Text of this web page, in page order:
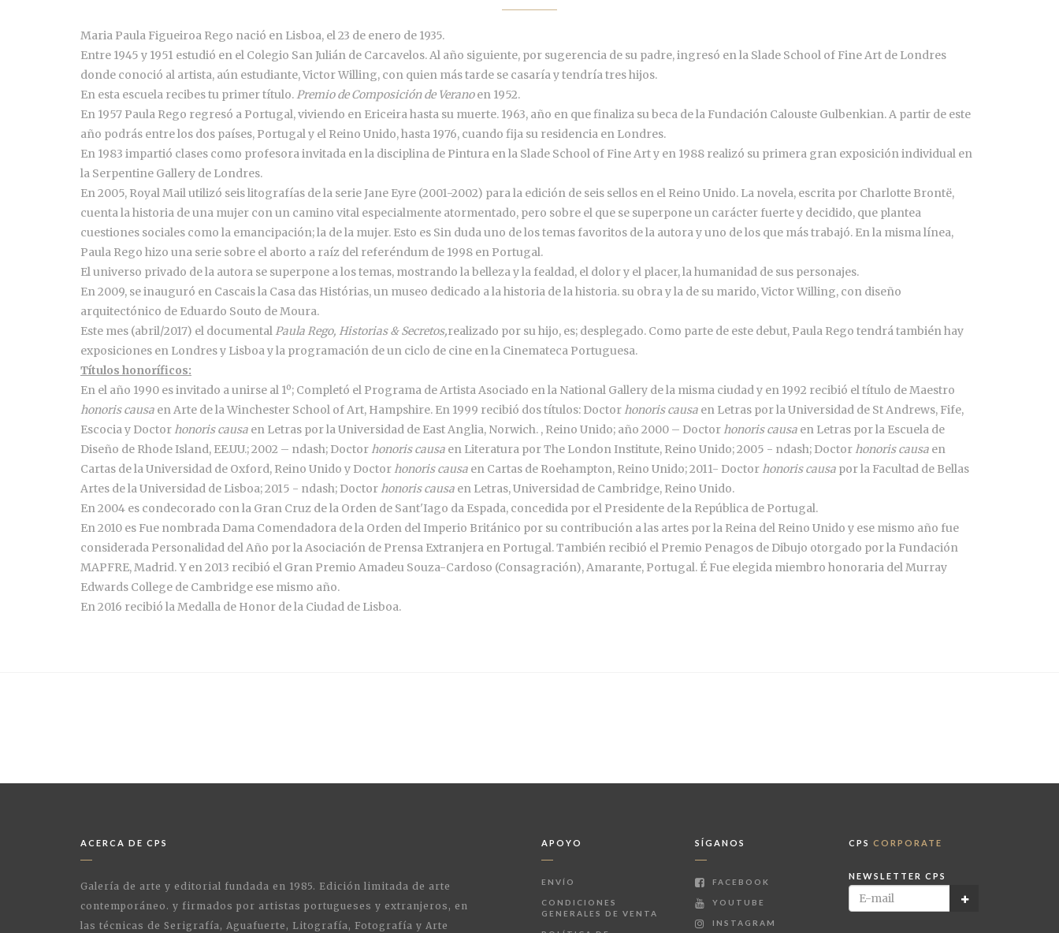
Maria Paula Figueiroa Rego nació en Lisboa, el 23 de enero de 1935.
Entre 1945 y 1951 estudió en el Colegio San Julián de Carcavelos. Al año siguiente, por sugerencia de su padre, ingresó en la Slade School of Fine Art de Londres
donde conoció al artista, aún estudiante, Victor Willing, con quien más tarde se casaría y tendría tres hijos.
En esta escuela recibes tu primer título.Premio de Composición de Veranoen 1952.
En 1957 Paula Rego regresó a Portugal, viviendo en Ericeira hasta su muerte. 1963, año en que finaliza su beca de la Fundación Calouste Gulbenkian. A partir de este
año podrás entre los dos países, Portugal y el Reino Unido, hasta 1976, cuando fija su residencia en Londres.
En 1983 impartió clases como profesora invitada en la disciplina de Pintura en la Slade School of Fine Art y en 1988 realizó su primera gran exposición individual en
la Serpentine Gallery de Londres.
En 2005, Royal Mail utilizó seis litografías de la serie Jane Eyre (2001-2002) para la edición de seis sellos en el Reino Unido. La novela, escrita por Charlotte Brontë,
cuenta la historia de una mujer con un camino vital especialmente atormentado, pero sobre el que se superpone un carácter fuerte y decidido, que plantea
cuestiones sociales como la emancipación; la de la mujer. Esto es Sin duda uno de los temas favoritos de la autora y uno de los que más trabajó. En la misma línea,
Paula Rego hizo una serie sobre el aborto a raíz del referéndum de 1998 en Portugal.
El universo privado de la autora se superpone a los temas, mostrando la belleza y la fealdad, el dolor y el placer, la humanidad de sus personajes.
En 2009, se inauguró en Cascais la Casa das Histórias, un museo dedicado a la historia de la historia. su obra y la de su marido, Victor Willing, con diseño
arquitectónico de Eduardo Souto de Moura.
Este mes (abril/2017) el documentalPaula Rego, Historias & Secretos,realizado por su hijo, es; desplegado. Como parte de este debut, Paula Rego tendrá también hay
exposiciones en Londres y Lisboa y la programación de un ciclo de cine en la Cinemateca Portuguesa.
Títulos honoríficos:
En el año 1990 es invitado a unirse al 1º; Completó el Programa de Artista Asociado en la National Gallery de la misma ciudad y en 1992 recibió el título de Maestro
honoris causa en Arte de la Winchester School of Art, Hampshire. En 1999 recibió dos títulos: Doctor honoris causa en Letras por la Universidad de St Andrews, Fife,
Escocia y Doctor honoris causa en Letras por la Universidad de East Anglia, Norwich. , Reino Unido; año 2000 – Doctor honoris causa en Letras por la Escuela de
Diseño de Rhode Island, EE.UU.; 2002 – ndash; Doctor honoris causa en Literatura por The London Institute, Reino Unido; 2005 - ndash; Doctor honoris causa en
Cartas de la Universidad de Oxford, Reino Unido y Doctor honoris causa en Cartas de Roehampton, Reino Unido; 2011- Doctor honoris causa por la Facultad de Bellas
Artes de la Universidad de Lisboa; 2015 - ndash; Doctor honoris causa en Letras, Universidad de Cambridge, Reino Unido.
En 2004 es condecorado con la Gran Cruz de la Orden de Sant'Iago da Espada, concedida por el Presidente de la República de Portugal.
En 2010 es Fue nombrada Dama Comendadora de la Orden del Imperio Británico por su contribución a las artes por la Reina del Reino Unido y ese mismo año fue
considerada Personalidad del Año por la Asociación de Prensa Extranjera en Portugal. También recibió el Premio Penagos de Dibujo otorgado por la Fundación
MAPFRE, Madrid. Y en 2013 recibió el Gran Premio Amadeu Souza-Cardoso (Consagración), Amarante, Portugal. É Fue elegida miembro honoraria del Murray
Edwards College de Cambridge ese mismo año.
En 2016 recibió la Medalla de Honor de la Ciudad de Lisboa.
ACERCA DE CPS
Galería de arte y editorial fundada en 1985. Edición limitada de arte
contemporáneo. y firmados por artistas portugueses y extranjeros, en
las técnicas de Serigrafía, Aguafuerte, Litografía, Fotografía y Arte
APOYO
ENVÍO
CONDICIONES
GENERALES DE VENTA
SÍGANOS
FACEBOOK
YOUTUBE
INSTAGRAM
CPS CORPORATE
NEWSLETTER CPS